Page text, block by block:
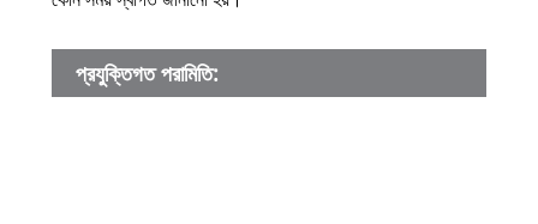
প্রযুক্তিগত পরামিতি: